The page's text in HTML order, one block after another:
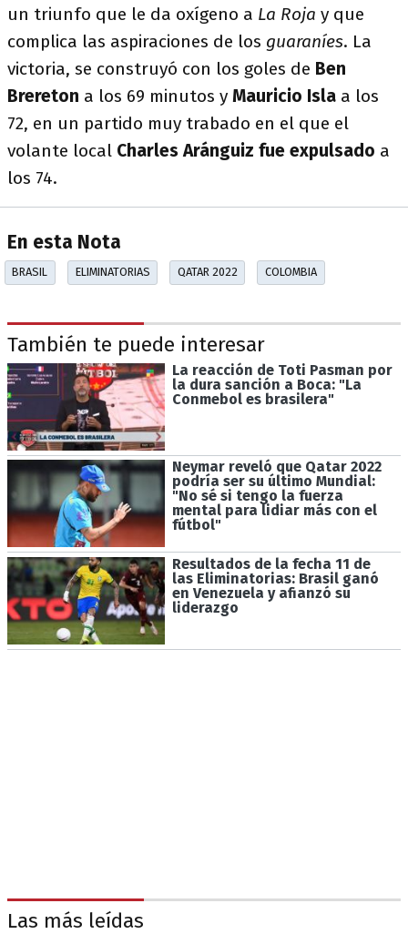
un triunfo que le da oxígeno a La Roja y que
complica las aspiraciones de los guaraníes. La
victoria, se construyó con los goles de Ben
Brereton a los 69 minutos y Mauricio Isla a los
72, en un partido muy trabado en el que el
volante local Charles Aránguiz fue expulsado a
los 74.
En esta Nota
BRASIL ELIMINATORIAS QATAR 2022 COLOMBIA
También te puede interesar
La reacción de Toti Pasman por
la dura sanción a Boca: "La
Conmebol es brasilera"
Neymar reveló que Qatar 2022
podría ser su último Mundial:
"No sé si tengo la fuerza
mental para lidiar más con el
fútbol"
Resultados de la fecha 11 de
las Eliminatorias: Brasil ganó
en Venezuela y afianzó su
liderazgo
Las más leídas